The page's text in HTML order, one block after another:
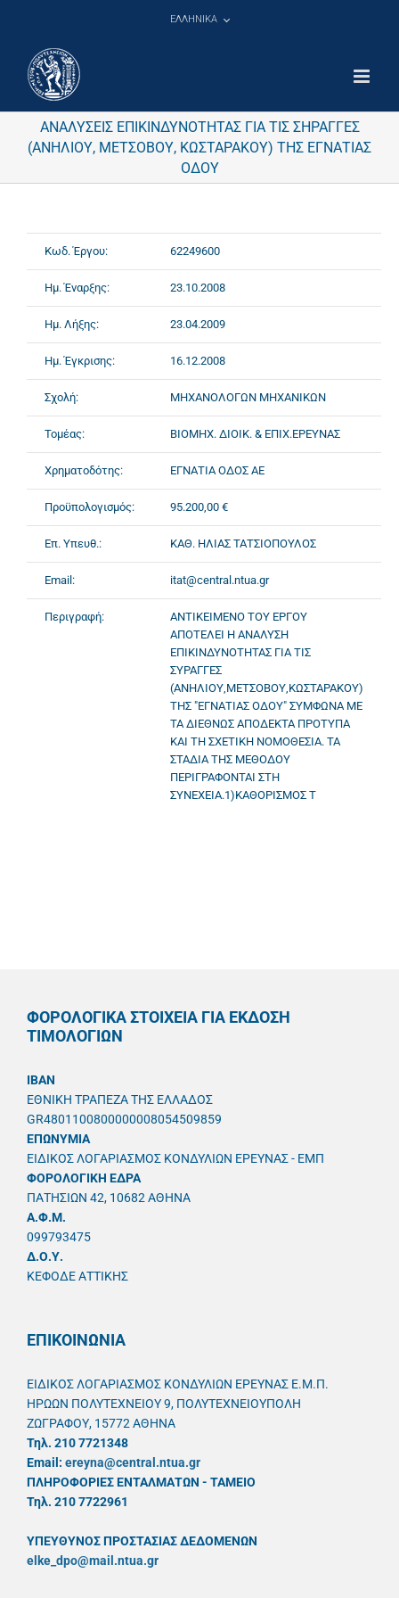
ΕΛΛΗΝΙΚΑ
ΑΝΑΛΥΣΕΙΣ ΕΠΙΚΙΝΔΥΝΟΤΗΤΑΣ ΓΙΑ ΤΙΣ ΣΗΡΑΓΓΕΣ
(ΑΝΗΛΙΟΥ, ΜΕΤΣΟΒΟΥ, ΚΩΣΤΑΡΑΚΟΥ) ΤΗΣ ΕΓΝΑΤΙΑΣ
ΟΔΟΥ
Κωδ. Έργου: 62249600
Ημ. Έναρξης: 23.10.2008
Ημ. Λήξης: 23.04.2009
Ημ. Έγκρισης: 16.12.2008
Σχολή: ΜΗΧΑΝΟΛΟΓΩΝ ΜΗΧΑΝΙΚΩΝ
Τομέας: ΒΙΟΜΗΧ. ΔΙΟΙΚ. & ΕΠΙΧ.ΕΡΕΥΝΑΣ
Χρηματοδότης: ΕΓΝΑΤΙΑ ΟΔΟΣ ΑΕ
Προϋπολογισμός: 95.200,00 €
Επ. Υπευθ.: ΚΑΘ. ΗΛΙΑΣ ΤΑΤΣΙΟΠΟΥΛΟΣ
Email: itat@central.ntua.gr
Περιγραφή:
ΑΝΤΙΚΕΙΜΕΝΟ ΤΟΥ ΕΡΓΟΥ
ΑΠΟΤΕΛΕΙ Η ΑΝΑΛΥΣΗ
ΕΠΙΚΙΝΔΥΝΟΤΗΤΑΣ ΓΙΑ ΤΙΣ
ΣΥΡΑΓΓΕΣ
(ΑΝΗΛΙΟΥ,ΜΕΤΣΟΒΟΥ,ΚΩΣΤΑΡΑΚΟΥ)
ΤΗΣ "ΕΓΝΑΤΙΑΣ ΟΔΟΥ" ΣΥΜΦΩΝΑ ΜΕ
ΤΑ ΔΙΕΘΝΩΣ ΑΠΟΔΕΚΤΑ ΠΡΟΤΥΠΑ
ΚΑΙ ΤΗ ΣΧΕΤΙΚΗ ΝΟΜΟΘΕΣΙΑ. ΤΑ
ΣΤΑΔΙΑ ΤΗΣ ΜΕΘΟΔΟΥ
ΠΕΡΙΓΡΑΦΟΝΤΑΙ ΣΤΗ
ΣΥΝΕΧΕΙΑ.1)ΚΑΘΟΡΙΣΜΟΣ Τ
ΦΟΡΟΛΟΓΙΚΑ ΣΤΟΙΧΕΙΑ ΓΙΑ ΕΚΔΟΣΗ
ΤΙΜΟΛΟΓΙΩΝ
IBAN
ΕΘΝΙΚΗ ΤΡΑΠΕΖΑ ΤΗΣ ΕΛΛΑΔΟΣ
GR4801100800000008054509859
ΕΠΩΝΥΜΙΑ
ΕΙΔΙΚΟΣ ΛΟΓΑΡΙΑΣΜΟΣ ΚΟΝΔΥΛΙΩΝ ΕΡΕΥΝΑΣ - ΕΜΠ
ΦΟΡΟΛΟΓΙΚΗ ΕΔΡΑ
ΠΑΤΗΣΙΩΝ 42, 10682 ΑΘΗΝΑ
A.Φ.Μ.
099793475
Δ.Ο.Υ.
ΚΕΦΟΔΕ ΑΤΤΙΚΗΣ
ΕΠΙΚΟΙΝΩΝΙΑ
ΕΙΔΙΚΟΣ ΛΟΓΑΡΙΑΣΜΟΣ ΚΟΝΔΥΛΙΩΝ ΕΡΕΥΝΑΣ Ε.Μ.Π.
ΗΡΩΩΝ ΠΟΛΥΤΕΧΝΕΙΟΥ 9, ΠΟΛΥΤΕΧΝΕΙΟΥΠΟΛΗ
ΖΩΓΡΑΦΟΥ, 15772 ΑΘΗΝΑ
Τηλ. 210 7721348
Email: ereyna@central.ntua.gr
ΠΛΗΡΟΦΟΡΙΕΣ ΕΝΤΑΛΜΑΤΩΝ - ΤΑΜΕΙΟ
Τηλ. 210 7722961
ΥΠΕΥΘYΝΟΣ ΠΡΟΣΤΑΣΙΑΣ ΔΕΔΟΜΕΝΩΝ
elke_dpo@mail.ntua.gr